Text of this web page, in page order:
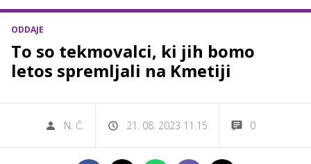
ODDAJE
To so tekmovalci, ki jih bomo
letos spremljali na Kmetiji
N. Č. 21. 08. 2023 11.15 0